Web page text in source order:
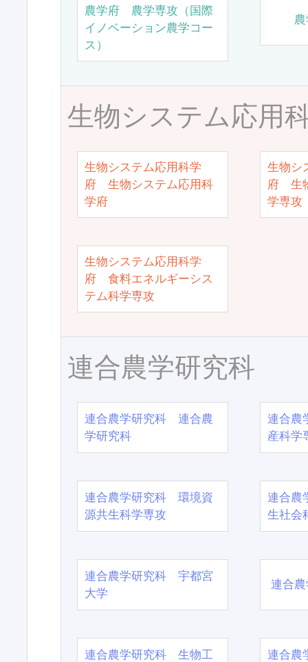
農学府 農学専攻（国際
イノベーション農学コー
ス）
生物システム応用
生物システム応用科学
府 生物システム応用科
学府
生物シ
府 生
学専攻
生物システム応用科学
府 食料エネルギーシス
テム科学専攻
連合農学研究科
連合農学研究科 連合農
学研究科
連合農
産科学
連合農学研究科 環境資
源共生科学専攻
連合農
生社会
連合農学研究科 宇都宮
大学
連合
連合農学研究科 生物工
連合農